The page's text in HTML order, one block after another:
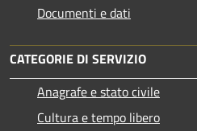
Documenti e dati
CATEGORIE DI SERVIZIO
Anagrafe e stato civile
Cultura e tempo libero